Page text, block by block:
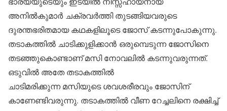
അനില്‍കുമാര്‍ ചക്രവര്‍ത്തി തുടങ്ങിയവരുടെ
ദുരന്തഭരിതമായ കഥകളിലൂടെ ജോസ് കടന്നുപോകുന്നു.
തടാകത്തില്‍ ചാടിക്കുളിക്കാന്‍ ഒരുമ്പെടുന്ന ജോസിനെ
തടഞ്ഞുകൊണ്ടാണ് മസി നോവലില്‍ കടന്നുവരുന്നത്.
ഒടുവില്‍ അതേ തടാകത്തില്‍
ചാടിമരിക്കുന്ന മസിയുടെ ശവശരീരവും ജോസിന്
കാണേണ്ടിവരുന്നു. തടാകത്തില്‍ വീണ റേച്ചലിനെ രക്ഷിച്ച്